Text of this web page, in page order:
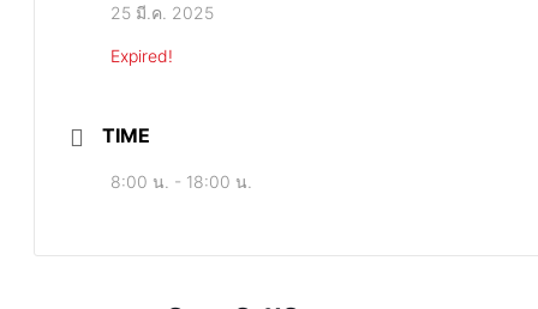
25 มี.ค. 2025
Expired!
TIME
8:00 น. - 18:00 น.